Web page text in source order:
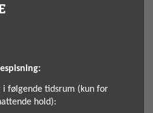
i følgende tidsrum (kun for
hold):